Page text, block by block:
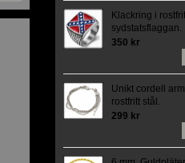
Klackring i
sydstatsflaggan.
350 kr
Unikt cordell
rostfritt stål.
299 kr